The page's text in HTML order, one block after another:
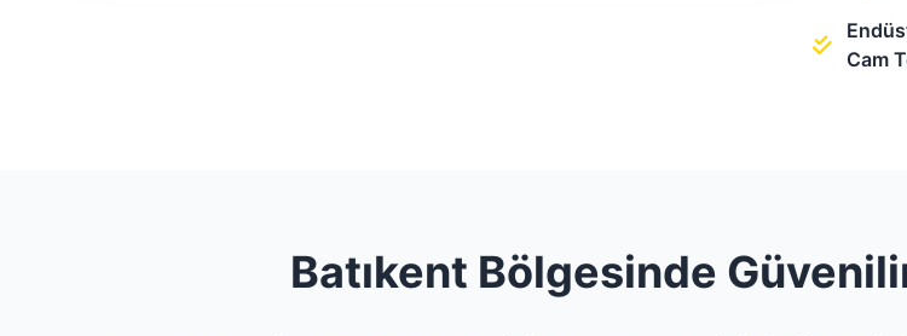
Cam
Batıkent Bölgesinde